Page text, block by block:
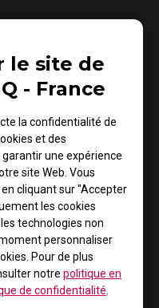
le site de
- France
la confidentialité de
et des
une expérience
site Web. Vous
cliquant sur "Accepter
les cookies
technologies non
personnaliser
Pour de plus
notre politique en
de confidentialité